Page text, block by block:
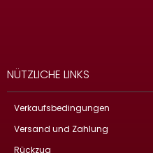
NÜTZLICHE LINKS
Verkaufsbedingungen
Versand und Zahlung
Rückzug